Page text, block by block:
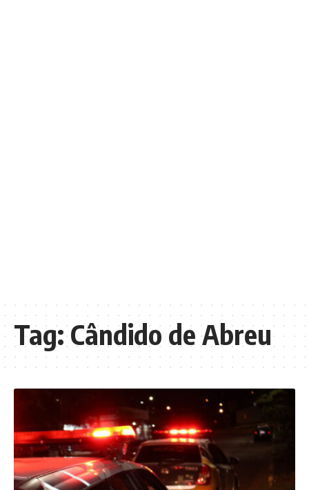
Tag:Cândido de Abreu